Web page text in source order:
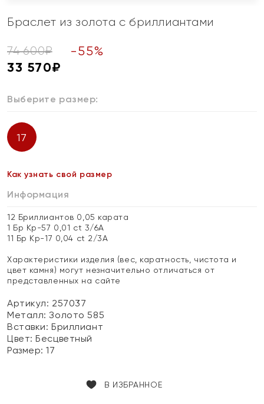
Браслет из золота с бриллиантами
74 600₽ -55%
33 570₽
Выберите размер:
17
Как узнать свой размер
Информация
12 Бриллиантов 0,05 карата
1 Бр Кр-57 0,01 ct 3/6А
11 Бр Кр-17 0,04 ct 2/3А
Характеристики изделия (вес, каратность, чистота и
цвет камня) могут незначительно отличаться от
представленных на сайте
Артикул: 257037
Металл:Золото 585
Вставки:Бриллиант
Цвет:Бесцветный
Размер:17
В ИЗБРАННОЕ